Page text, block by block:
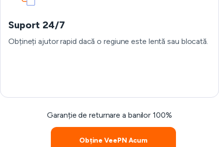
Suport 24/7
Obțineți ajutor rapid dacă o regiune este lentă sau blocată.
Garanție de returnare a banilor 100%
Obține VeePN Acum